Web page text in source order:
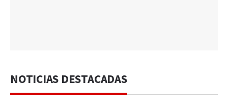
NOTICIAS DESTACADAS